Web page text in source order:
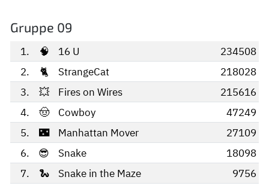
Gruppe 09
1. 🧠 16 U
234508
2.
🐈 StrangeCat
218028
3.
💥 Fires on Wires
215616
4.
🤠 Cowboy
47249
5.
🌃 Manhattan Mover
27109
6.
😎 Snake
18098
7.
🐍 Snake in the Maze
9756